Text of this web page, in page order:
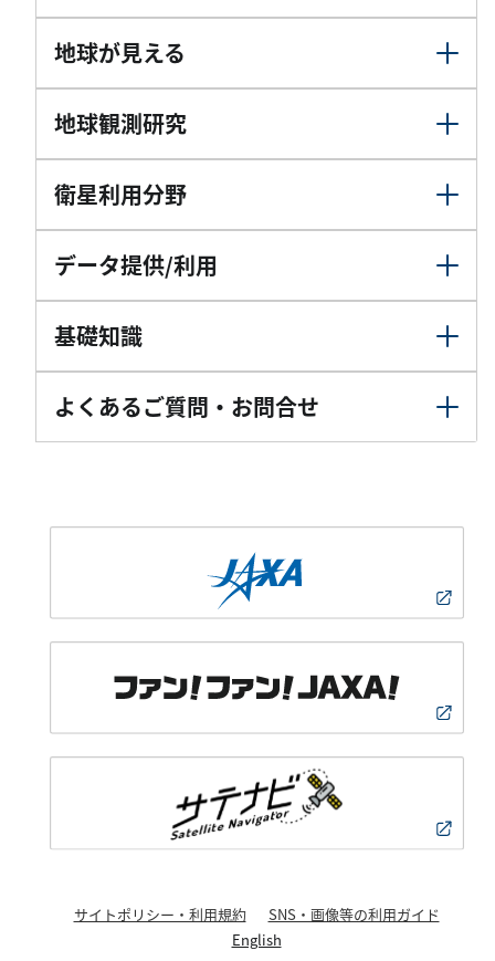
地球が見える
地球観測研究
衛星利用分野
データ提供/利用
基礎知識
よくあるご質問・お問合せ
サイトポリシー・利用規約
SNS・画像等の利用ガイド
English